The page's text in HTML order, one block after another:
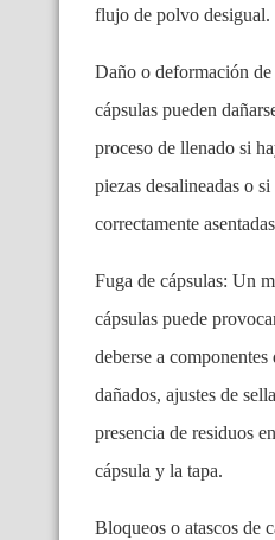
flujo de polvo desigual.
Daño o deformación de
cápsulas pueden
proceso de llenado si
piezas desalineadas o
correctamente
Fuga de cápsulas: Un
cápsulas puede
deberse a componentes
dañados, ajustes de
presencia de residuos
cápsula y la tapa.
Bloqueos o atascos de